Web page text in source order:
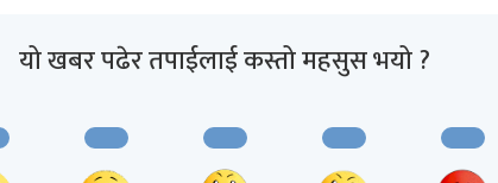
यो खबर पढेर तपाईलाई कस्तो महसुस भयो ?